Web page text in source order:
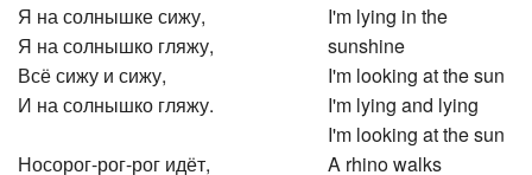
Я на солнышке сижу,
Я на солнышко гляжу,
Всё сижу и сижу,
И на солнышко гляжу.
Носорог-рог-рог идёт,
I'm lying in the
sunshine
I'm looking at the sun
I'm lying and lying
I'm looking at the sun
A rhino walks